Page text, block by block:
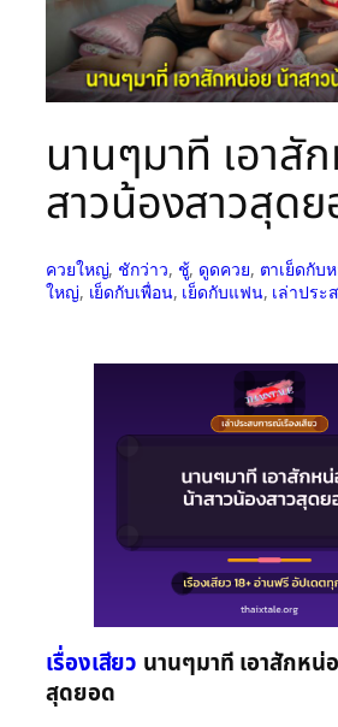
นานๆมาที เอาสั
สาวน้องสาวสุด
ควยใหญ่, ชักว่าว, ชู้, ดูดควย, ตาเย็ดกับ
ใหญ่, เย็ดกับเพื่อน, เย็ดกับแฟน, เล่าประ
เรื่องเสียว นานๆมาที เอาสักหน่
สุดยอด